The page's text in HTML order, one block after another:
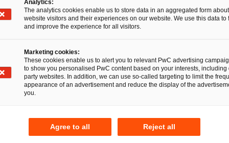
Fall keinen Verstoß gegen die Vorschrift der
führen könnte, auch sei kein Verstoß gegen das für
Beihilfen geltende Durchführungsverbot des Art. 108
läge auch keine Rechtsverletzung des Antragstellers vor,
führen könnte.
(Gesamtverantwortliche Partnerin), RA Sascha F.
Analytics:
The analytics cookies enable us to store data in an aggregated form
website visitors and their experiences on our website. We use this data to
and improve the experience for all visitors.
Marketing cookies:
These cookies enable us to alert you to relevant PwC advertising
to show you personalised PwC content based on your interests, including
party websites. In addition, we can use so-called targeting to limit the
appearance of an advertisement and reduce the display of the
you.
Agree to all Reject all